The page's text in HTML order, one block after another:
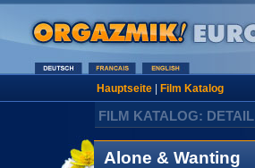
Hauptseite| Film Katalog
FILM KATALOG: DETAIL
Alone & Wanting